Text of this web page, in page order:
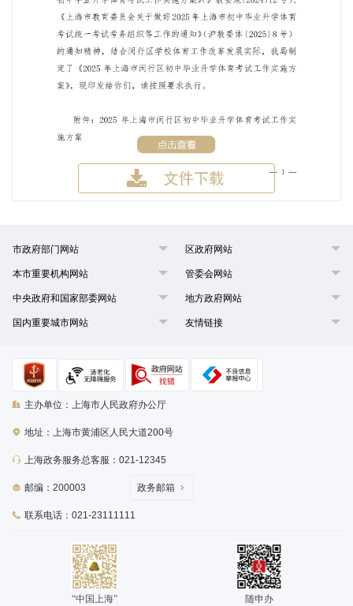
市政府部门网站 区政府网站
本市重要机构网站 管委会网站
中央政府和国家部委网站 地方政府网站
国内重要城市网站 友情链接
主办单位：上海市人民政府办公厅
地址：上海市黄浦区人民大道200号
上海政务服务总客服：021-12345
邮编：200003
联系电话：021-23111111
政务邮箱
“中国上海” 随申办